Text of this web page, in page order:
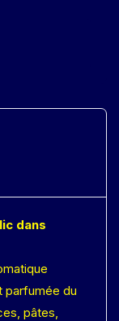
dans
parfumée du
pâtes,